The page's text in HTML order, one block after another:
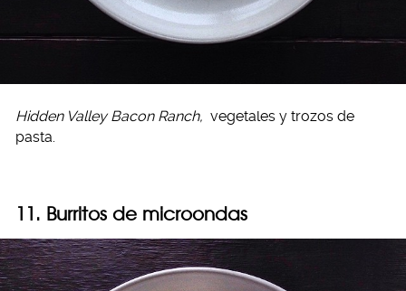
Hidden Valley Bacon Ranch, vegetales y trozos de
pasta.
11. Burritos de microondas